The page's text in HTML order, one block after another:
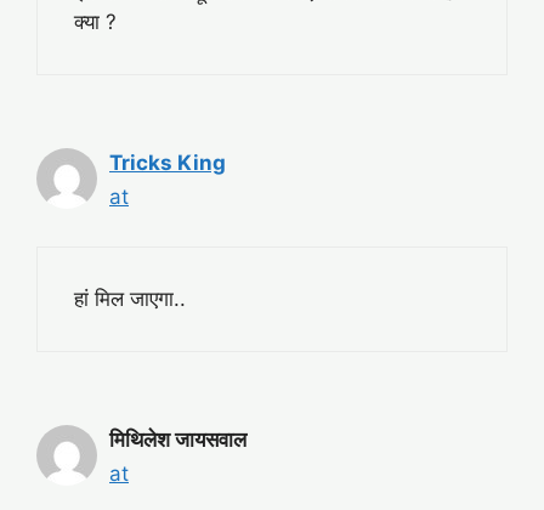
क्या ?
Tricks King
at
हां मिल जाएगा..
मिथिलेश जायसवाल
at